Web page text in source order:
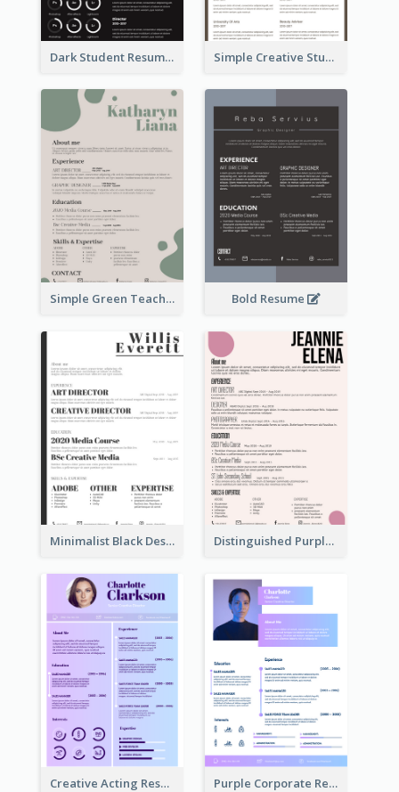
Dark Student Resume Simple Creative Student Resume
Simple Green Teacher Resume Bold Resume
Minimalist Black Designer Resume Distinguished Purple Modern Resume
Creative Acting Resume Purple Corporate Resume